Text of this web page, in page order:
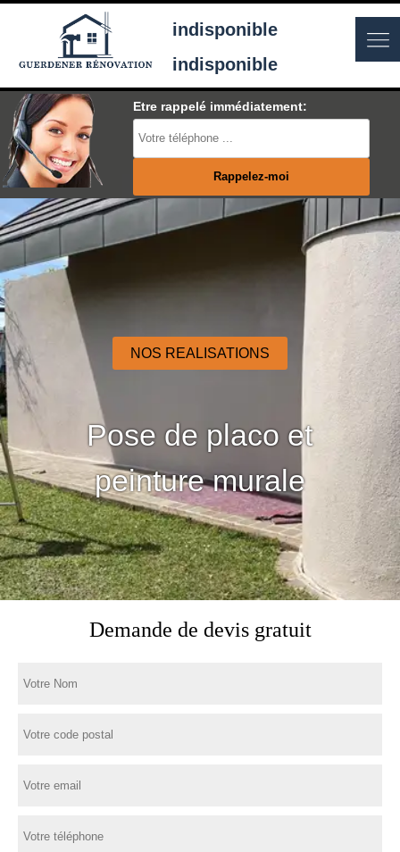
indisponible
indisponible
Etre rappelé immédiatement:
NOS REALISATIONS
Pose de placo et
peinture murale
Demande de devis gratuit